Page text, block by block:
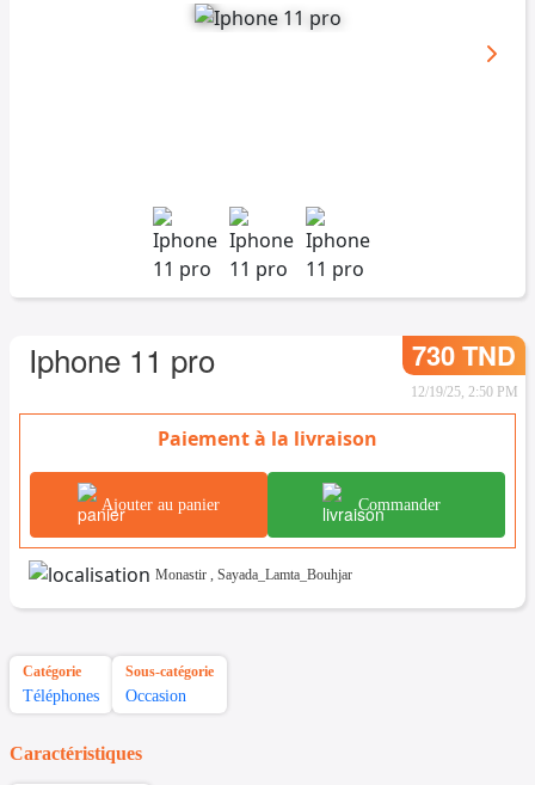
Iphone 11 pro 730 TND
12/19/25, 2:50 PM
Paiement à la livraison
Ajouter au panier Commander
Monastir , Sayada_Lamta_Bouhjar
Catégorie
Téléphones
Sous-catégorie
Occasion
Caractéristiques